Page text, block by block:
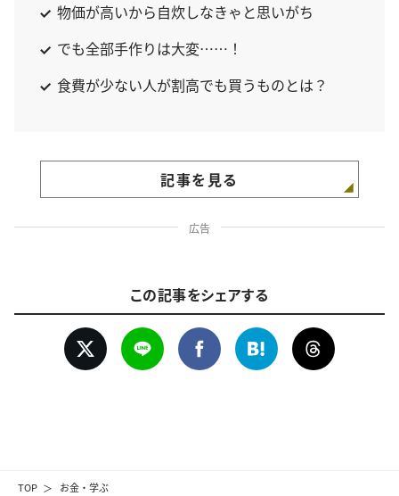
TOP お金・学ぶ
物価が高いから自炊しなきゃと思いがち
でも全部手作りは大変……！
食費が少ない人が割高でも買うものとは？
記事を見る
広告
この記事をシェアする